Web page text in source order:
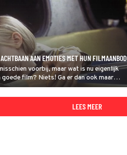
AAN EMOTIES MET HUN FILMAANBOD
voorbij, maar wat is nu eigenlijk
film? Niets! Ga er dan ook maar
week niet teleur.
LEES MEER